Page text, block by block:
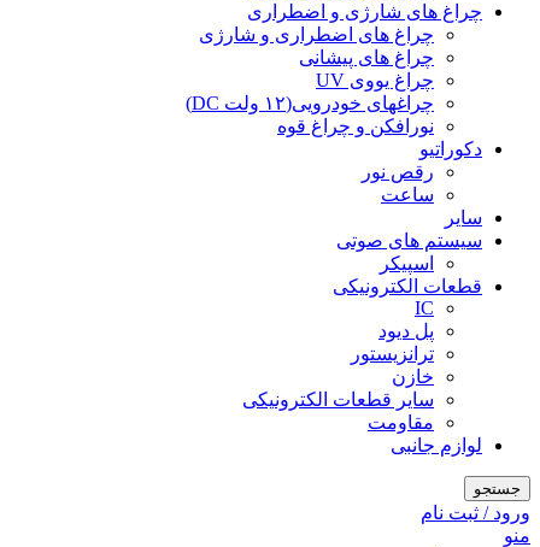
چراغ های شارژی و اضطراری
چراغ های اضطراری و شارژی
چراغ های پیشانی
چراغ یووی UV
چراغهای خودرویی(۱۲ ولت DC)
نورافکن و چراغ قوه
دکوراتیو
رقص نور
ساعت
سایر
سیستم های صوتی
اسپیکر
قطعات الکترونیکی
IC
پل دیود
ترانزیستور
خازن
سایر قطعات الکترونیکی
مقاومت
لوازم جانبی
جستجو
ورود / ثبت نام
منو